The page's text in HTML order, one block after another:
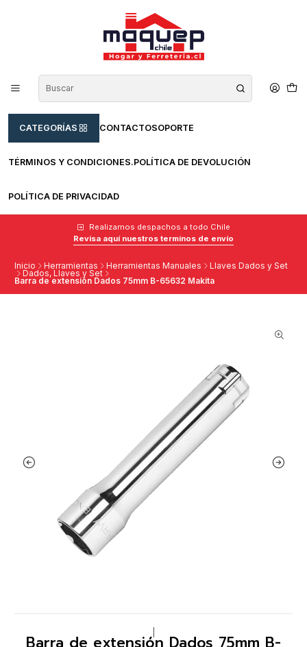
CATEGORÍAS CONTACTOSOPORTE
TÉRMINOS Y CONDICIONES.POLÍTICA DE DEVOLUCIÓN
POLÍTICA DE PRIVACIDAD
Realizamos despachos a todo Chile
Revisa aquí nuestros terminos de envío
Inicio Herramientas Herramientas Manuales Llaves Dados y Set
Dados, Llaves y Set
Barra de extensión Dados 75mm B-65632 Makita
Barra de extensión Dados 75mm B-